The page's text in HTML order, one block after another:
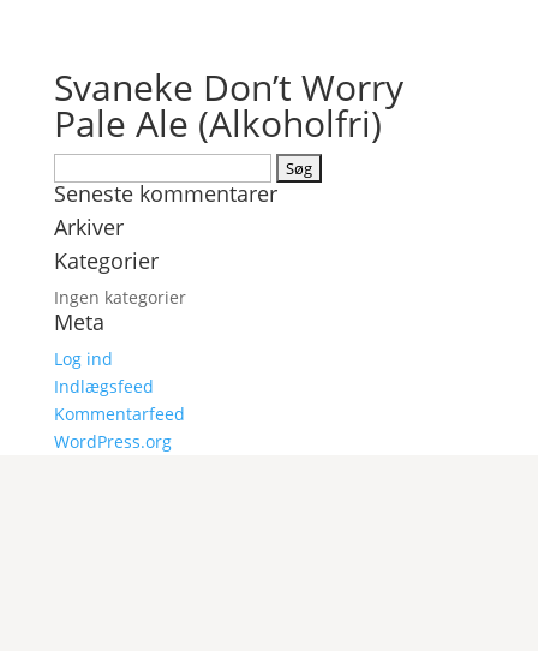
Svaneke Don’t Worry
Pale Ale (Alkoholfri)
efter:
Seneste kommentarer
Arkiver
Kategorier
Ingen kategorier
Meta
Log ind
Indlægsfeed
Kommentarfeed
WordPress.org